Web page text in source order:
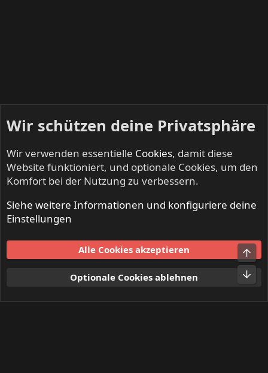
Mitglieder
Nutzungsbedingungen
Datenschutz
S
Wir schützen deine Privatsphäre
Wir verwenden essentielle Cookies, damit diese
Website funktioniert, und optionale Cookies, um den
Komfort bei der Nutzung zu verbessern.
Siehe weitere Informationen und konfiguriere deine
Einstellungen
Alle Cookies akzeptieren
Optionale Cookies ablehnen